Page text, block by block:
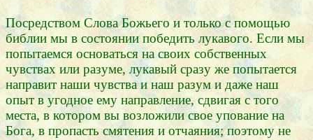
Посредством Слова Божьего и только с помощью
библии мы в состоянии победить лукавого. Если мы
попытаемся основаться на своих собственных
чувствах или разуме, лукавый сразу же попытается
направит наши чувства и наш разум и даже наш
опыт в угодное ему направление, сдвигая с того
места, в котором вы возложили свое упование на
Бога, в пропасть смятения и отчаяния; поэтому не